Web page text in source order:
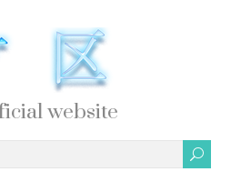
website